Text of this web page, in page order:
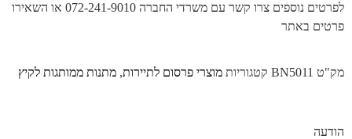
לפרטים נוספים צרו קשר עם משרדי החברה 072-241-9010 או השאירו
פרטים באתר
מק"טBN5011 קטגוריות מוצרי פרסום לתיירות,מתנות ממותגות לקיץ
הודעה